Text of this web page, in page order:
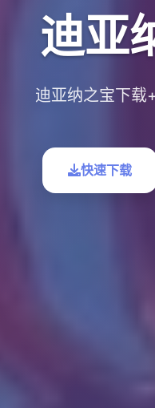
迪亚
迪亚纳之宝下载
快速下载